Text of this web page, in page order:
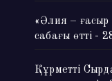
«Әлия – ғасыр
сабағы өтті -
Құрметті